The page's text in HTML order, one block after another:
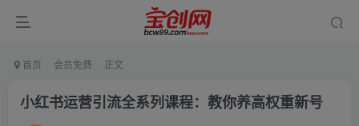
首页 会员免费 正文
小红书运营引流全系列课程：教你养高权重新号